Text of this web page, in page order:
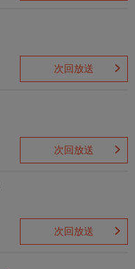
次回放送
次回放送
次回放送